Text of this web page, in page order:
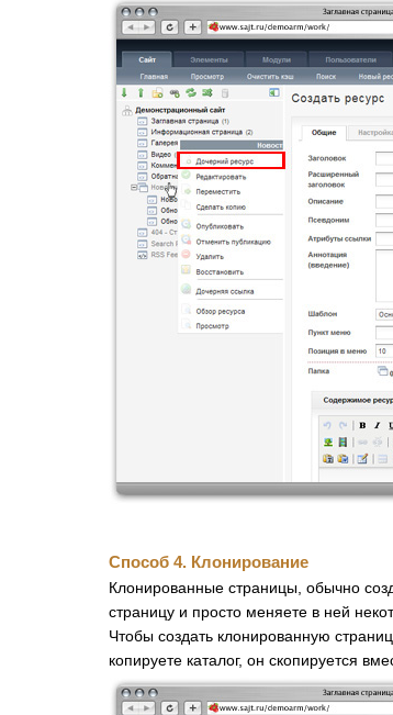
Способ 4. Клонирование
Клонированные страницы, обычно
страницу и просто меняете в ней
Чтобы создать клонированную
копируете каталог, он скопируется